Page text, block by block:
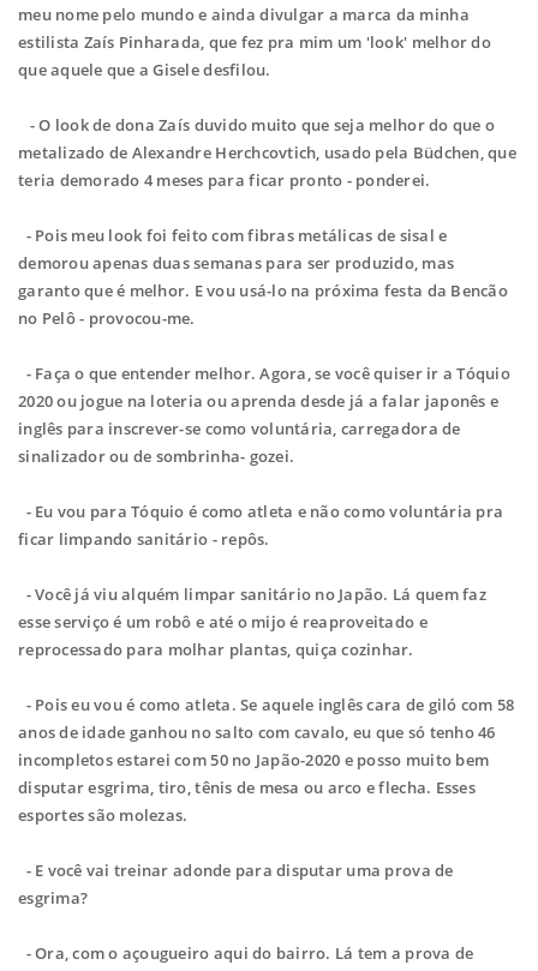
meu nome pelo mundo e ainda divulgar a marca da minha
estilista Zaís Pinharada, que fez pra mim um 'look' melhor do
que aquele que a Gisele desfilou.
- O look de dona Zaís duvido muito que seja melhor do que o
metalizado de Alexandre Herchcovtich, usado pela Büdchen, que
teria demorado 4 meses para ficar pronto - ponderei.
- Pois meu look foi feito com fibras metálicas de sisal e
demorou apenas duas semanas para ser produzido, mas
garanto que é melhor. E vou usá-lo na próxima festa da Bencão
no Pelô - provocou-me.
- Faça o que entender melhor. Agora, se você quiser ir a Tóquio
2020 ou jogue na loteria ou aprenda desde já a falar japonês e
inglês para inscrever-se como voluntária, carregadora de
sinalizador ou de sombrinha- gozei.
- Eu vou para Tóquio é como atleta e não como voluntária pra
ficar limpando sanitário - repôs.
- Você já viu alquém limpar sanitário no Japão. Lá quem faz
esse serviço é um robô e até o mijo é reaproveitado e
reprocessado para molhar plantas, quiça cozinhar.
- Pois eu vou é como atleta. Se aquele inglês cara de giló com 58
anos de idade ganhou no salto com cavalo, eu que só tenho 46
incompletos estarei com 50 no Japão-2020 e posso muito bem
disputar esgrima, tiro, tênis de mesa ou arco e flecha. Esses
esportes são molezas.
- E você vai treinar adonde para disputar uma prova de
esgrima?
- Ora, com o açougueiro aqui do bairro. Lá tem a prova de